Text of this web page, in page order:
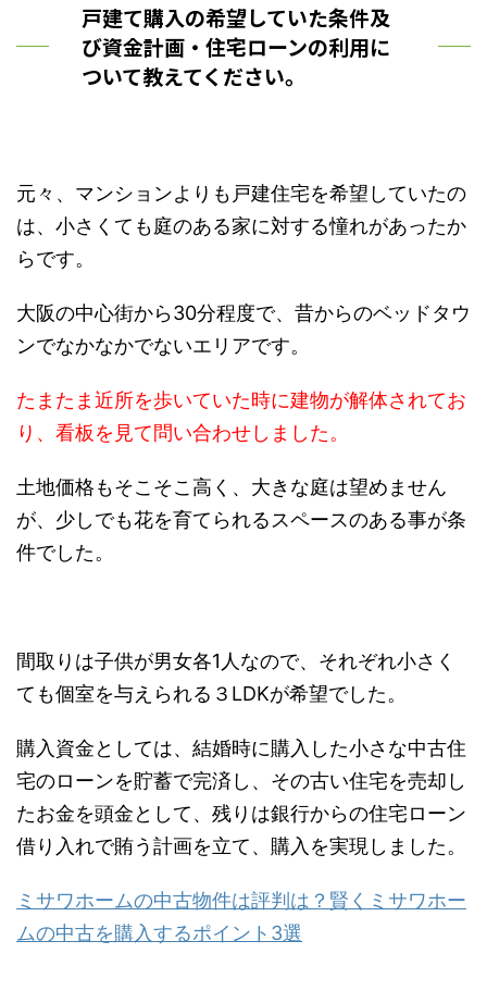
戸建て購入の希望していた条件及
び資金計画・住宅ローンの利用に
ついて教えてください。
元々、マンションよりも戸建住宅を希望していたの
は、小さくても庭のある家に対する憧れがあったか
らです。
大阪の中心街から30分程度で、昔からのベッドタウ
ンでなかなかでないエリアです。
たまたま近所を歩いていた時に建物が解体されてお
り、看板を見て問い合わせしました。
土地価格もそこそこ高く、大きな庭は望めません
が、少しでも花を育てられるスペースのある事が条
件でした。
間取りは子供が男女各1人なので、それぞれ小さく
ても個室を与えられる３LDKが希望でした。
購入資金としては、結婚時に購入した小さな中古住
宅のローンを貯蓄で完済し、その古い住宅を売却し
たお金を頭金として、残りは銀行からの住宅ローン
借り入れで賄う計画を立て、購入を実現しました。
ミサワホームの中古物件は評判は？賢くミサワホー
ムの中古を購入するポイント3選